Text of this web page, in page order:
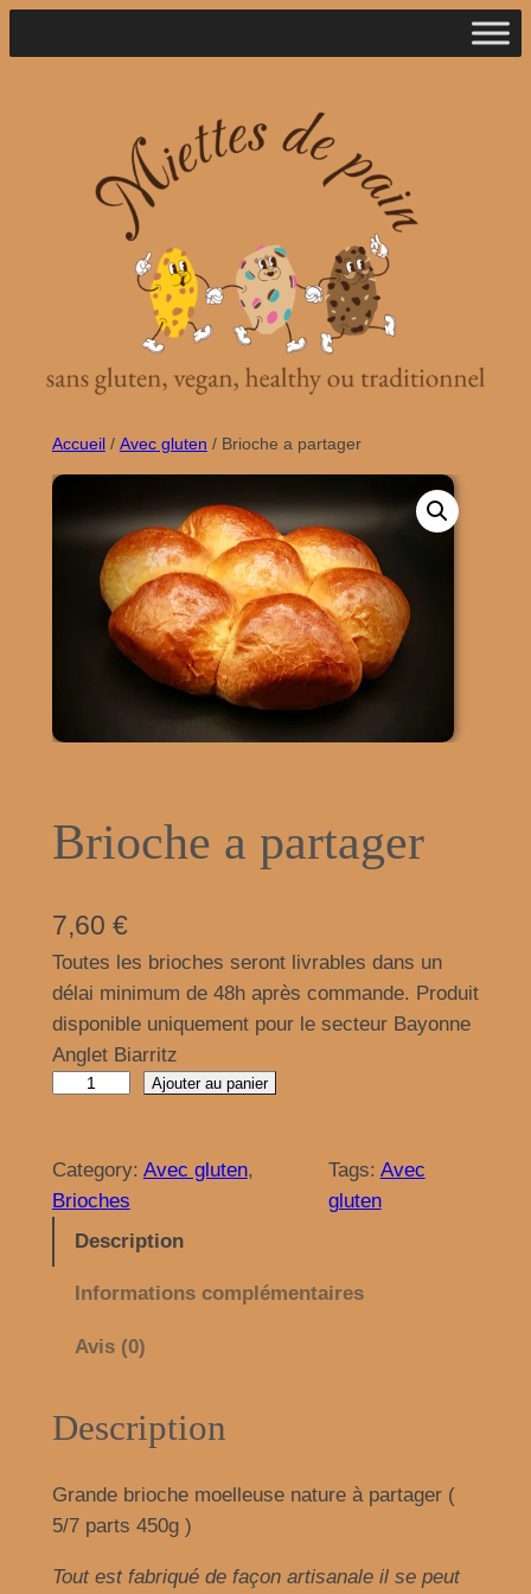
au
Accueil/ Avec gluten / Brioche a partager
Brioche a partager
7,60 €
Toutes les brioches seront livrables dans un
délai minimum de 48h après commande. Produit
disponible uniquement pour le secteur Bayonne
Anglet Biarritz
n
t
t
r
o
c
e
Ajouter au panier
Category: Avec gluten
Brioches
Tags: Avec
gluten
Description
Informations complémentaires
Avis (0)
Description
Grande brioche moelleuse nature à partager (
5/7 parts 450g )
Tout est fabriqué de façon artisanale il se peut